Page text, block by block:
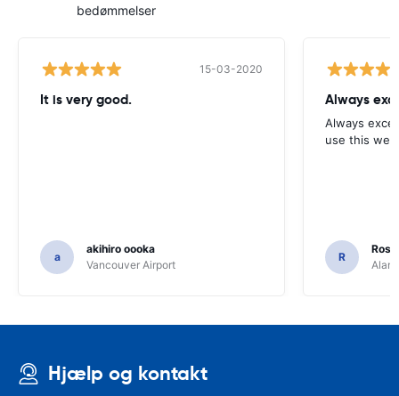
bedømmelser
15-03-2020
It is very good.
a
akihiro oooka
Vancouver Airport
Always
Always
use this
R
Hjælp og kontakt